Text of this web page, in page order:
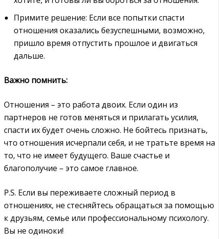
Примите решение: Если все попытки спасти
отношения оказались безуспешными‚ возможно‚
пришло время отпустить прошлое и двигаться
дальше.
Важно помнить:
Отношения – это работа двоих. Если один из
партнеров не готов меняться и прилагать усилия‚
спасти их будет очень сложно. Не бойтесь признать‚
что отношения исчерпали себя‚ и не тратьте время на
то‚ что не имеет будущего. Ваше счастье и
благополучие – это самое главное.
P.S. Если вы переживаете сложный период в
отношениях‚ не стесняйтесь обращаться за помощью
к друзьям‚ семье или профессиональному психологу.
Вы не одиноки!